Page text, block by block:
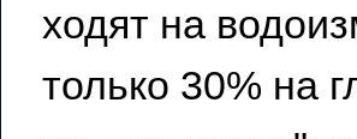
ходят на
только 30% на